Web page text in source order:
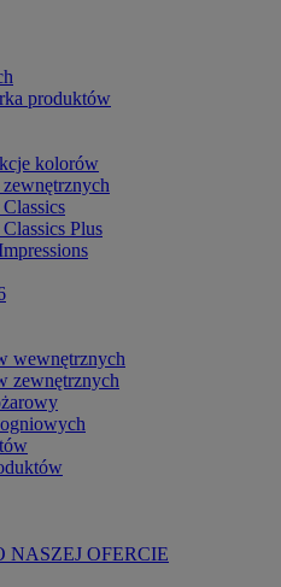
produktów
kolorów
Plus
wewnętrznych
zewnętrznych
NASZEJ OFERCIE